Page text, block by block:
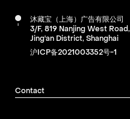
沐藏宝（上海）广告有限公司
3/F, 819 Nanjing West Road,
Jing'an District, Shanghai
沪ICP备2021003352号-1
Contact